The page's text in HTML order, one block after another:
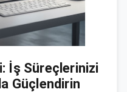
İş Süreçlerinizi
Güçlendirin